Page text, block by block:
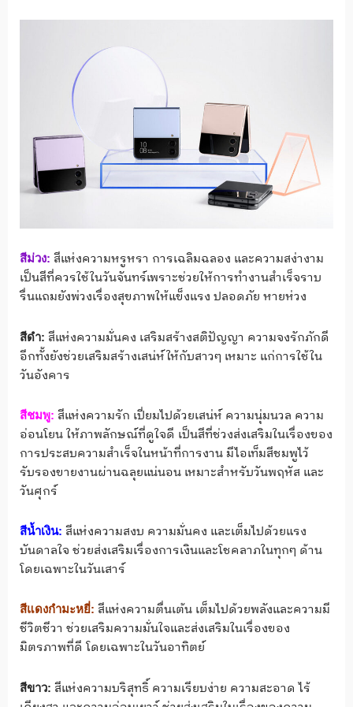
สีม่วง: สีแห่งความหรูหรา การเฉลิมฉลอง และความสง่างาม
เป็นสีที่ควรใช้ในวันจันทร์​เพราะช่วยให้การทำงานสำเร็จราบ
รื่นแถมยังพ่วงเรื่องสุขภาพให้แข็งแรง ปลอดภัย หายห่วง
สีดำ: สีแห่งความมั่นคง เสริมสร้างสติปัญญา ความจงรักภักดี
อีกทั้งยังช่วยเสริมสร้างเสน่ห์ให้กับสาวๆ เหมาะ แก่การใช้ใน
วันอังคาร
สีชมพู: สีแห่งความรัก เปี่ยมไปด้วยเสน่ห์​ ความนุ่มนวล ความ
อ่อนโยน ให้ภาพลักษณ์ที่ดูใจดี เป็นสีที่ช่วงส่งเสริมในเรื่องของ
การประสบความสำเร็จในหน้าที่การงาน มีไอเท็มสีชมพูไว้
รับรองขายงานผ่านฉลุยแน่นอน เหมาะสำหรับวันพฤหัส และ
วันศุกร์
สีน้ำเงิน: สีแห่งความสงบ ความมั่นคง และเต็มไปด้วยแรง
บันดาลใจ ช่วยส่งเสริมเรื่องการเงินและโชคลาภในทุกๆ ด้าน
โดยเฉพาะในวันเสาร์​
สีแดงกำมะหยี่: สีแห่งความตื่นเต้น เต็มไปด้วยพลังและความมี
ชีวิตชีวา ช่วยเสริมความมั่นใจและส่งเสริมในเรื่องของ
มิตรภาพที่ดี โดยเฉพาะในวันอาทิตย์​
สีขาว: สีแห่งความบริสุทธิ์​ ความเรียบง่าย ความสะอาด ไร้